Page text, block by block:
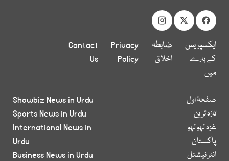
ایکسپریس
کے بارے
میں
ضابطہ
اخلاق
Privacy
Policy
Contact
Us
صفحۂ اول
تازہ ترین
غزہ لہو لہو
پاکستان
انٹر نیشنل
Showbiz News in Urdu
Sports News in Urdu
International News in
Urdu
Business News in Urdu